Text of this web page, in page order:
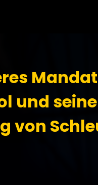
und seine
von